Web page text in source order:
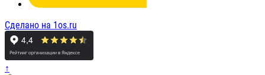
Сделано на 1os.ru
↑